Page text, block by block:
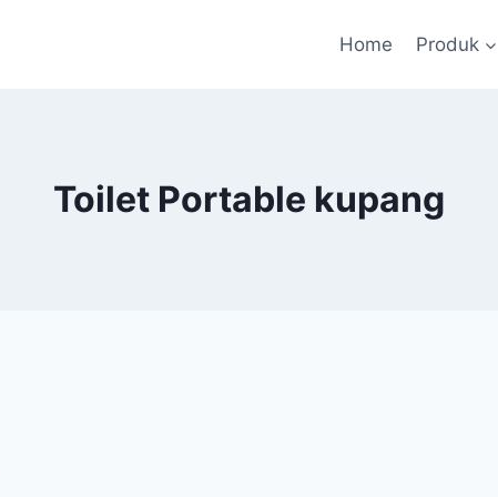
Home Produk
Toilet Portable kupang